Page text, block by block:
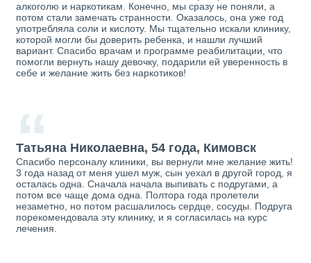
алкоголю и наркотикам. Конечно, мы сразу не поняли, а
потом стали замечать странности. Оказалось, она уже год
употребляла соли и кислоту. Мы тщательно искали клинику,
которой могли бы доверить ребенка, и нашли лучший
вариант. Спасибо врачам и программе реабилитации, что
помогли вернуть нашу девочку, подарили ей уверенность в
себе и желание жить без наркотиков!
“
Татьяна Николаевна, 54 года, Кимовск
Спасибо персоналу клиники, вы вернули мне желание жить!
3 года назад от меня ушел муж, сын уехал в другой город, я
осталась одна. Сначала начала выпивать с подругами, а
потом все чаще дома одна. Полтора года пролетели
незаметно, но потом расшалилось сердце, сосуды. Подруга
порекомендовала эту клинику, и я согласилась на курс
лечения.